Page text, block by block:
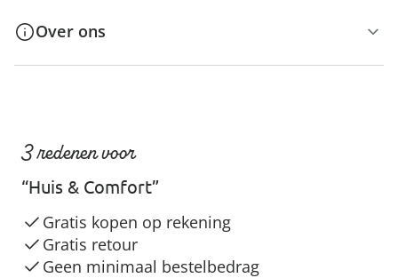
Over ons
3 redenen voor
“Huis & Comfort”
Gratis kopen op rekening
Gratis retour
Geen minimaal bestelbedrag